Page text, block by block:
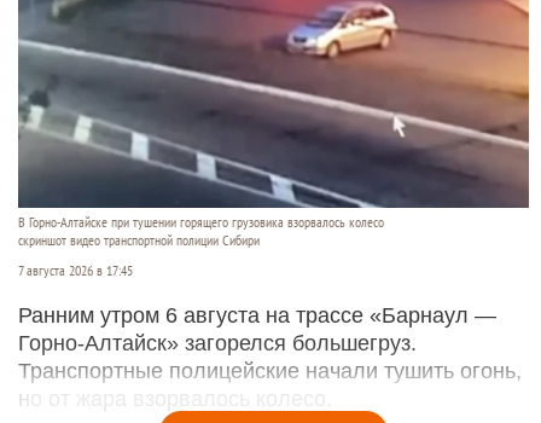
В Горно-Алтайске при тушении горящего грузовика взорвалось колесо
скриншот видео транспортной полиции Сибири
7 августа 2026 в 17:45
Ранним утром 6 августа на трассе «Барнаул —
Горно-Алтайск» загорелся большегруз.
Транспортные полицейские начали тушить огонь,
но от жара взорвалось колесо.